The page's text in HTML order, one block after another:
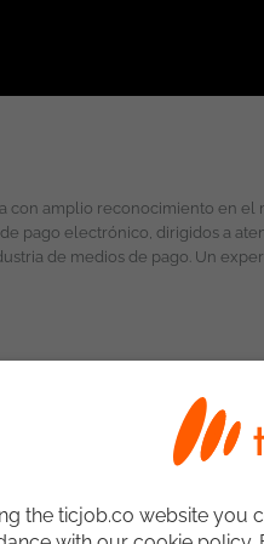
con amplio reconocimiento en
pago electrónico, dirigidos a
altamente capacitados (más de 20 años de experiencia y
gestión de los diferentes
cobranza, entre otros.
the ticjob.co website you